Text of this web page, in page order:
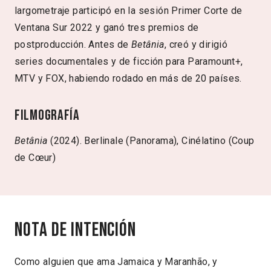
largometraje participó en la sesión Primer Corte de
Ventana Sur 2022 y ganó tres premios de
postproducción. Antes de Betânia, creó y dirigió
series documentales y de ficción para Paramount+,
MTV y FOX, habiendo rodado en más de 20 países.
Filmografía
Betânia (2024). Berlinale (Panorama), Cinélatino (Coup
de Cœur)
Nota de intención
Como alguien que ama Jamaica y Maranhão, y